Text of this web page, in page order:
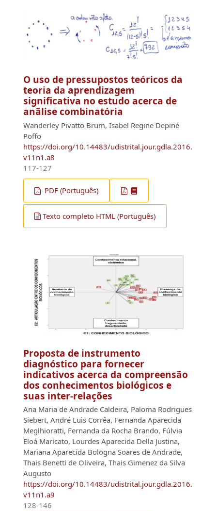
O uso de pressupostos teóricos da
teoria da aprendizagem
significativa no estudo acerca de
anãlise combinatória
Wanderley Pivatto Brum, Isabel Regine Depiné
Poffo
https://doi.org/10.14483/udistrital.jour.gdla.2016.
v11n1.a8
117-127
PDF (Português)
Texto completo HTML (Português)
Proposta de instrumento
diagnóstico para fornecer
indicativos acerca da compreensão
dos conhecimentos biológicos e
suas inter-relações
Ana Maria de Andrade Caldeira, Paloma Rodrigues
Siebert, André Luis Corrêa, Fernanda Aparecida
Meglhioratti, Fernanda da Rocha Brando, Fúlvia
Eloá Maricato, Lourdes Aparecida Della Justina,
Mariana Aparecida Bologna Soares de Andrade,
Thais Benetti de Oliveira, Thais Gimenez da Silva
Augusto
https://doi.org/10.14483/udistrital.jour.gdla.2016.
v11n1.a9
128-146